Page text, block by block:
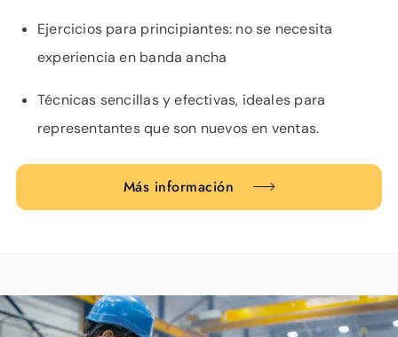
Ejercicios para principiantes: no se necesita
experiencia en banda ancha
Técnicas sencillas y efectivas, ideales para
representantes que son nuevos en ventas.
Más información